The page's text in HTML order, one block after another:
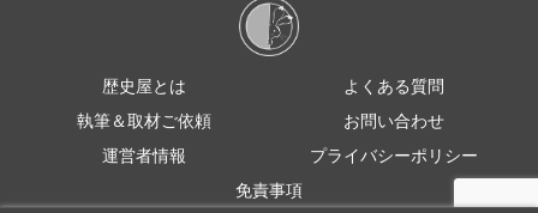
歴史屋とは
よくある質問
執筆＆取材ご依頼
お問い合わせ
運営者情報
プライバシーポリシー
免責事項